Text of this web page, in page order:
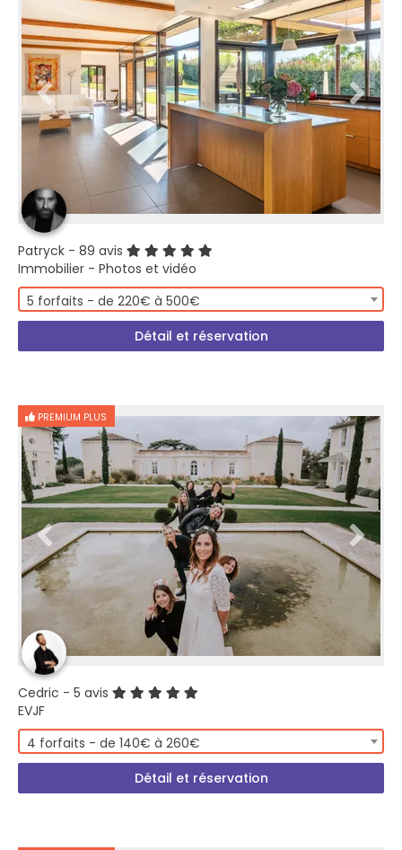
Patryck - 89 avis
Immobilier - Photos et vidéo
5 forfaits - de 220€ à 500€
Détail et réservation
PREMIUM PLUS
Cedric - 5 avis
EVJF
4 forfaits - de 140€ à 260€
Détail et réservation